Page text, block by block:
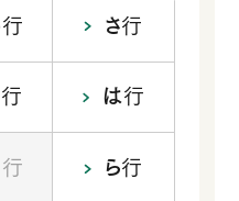
行 さ行
行 は行
行 ら行